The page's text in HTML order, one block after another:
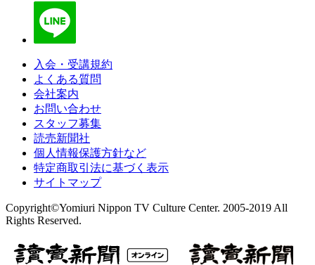
入会・受講規約
よくある質問
会社案内
お問い合わせ
スタッフ募集
読売新聞社
個人情報保護方針など
特定商取引法に基づく表示
サイトマップ
Copyright©Yomiuri Nippon TV Culture Center. 2005-2019 All
Rights Reserved.